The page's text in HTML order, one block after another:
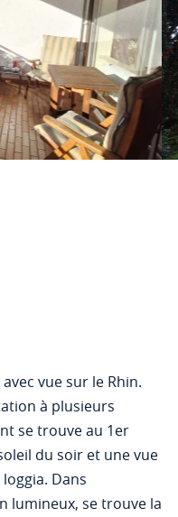
vue sur le Rhin.
à plusieurs
se trouve au 1er
du soir et une vue
Dans
lumineux, se trouve la